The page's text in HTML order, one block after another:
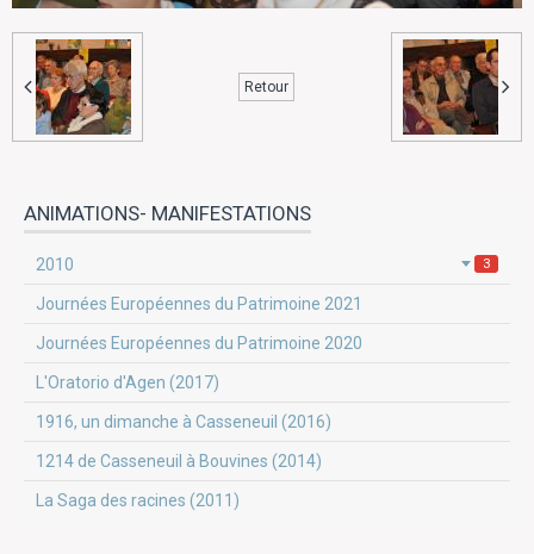
Retour
ANIMATIONS- MANIFESTATIONS
2010 3
Journées Européennes du Patrimoine 2021
Journées Européennes du Patrimoine 2020
L'Oratorio d'Agen (2017)
1916, un dimanche à Casseneuil (2016)
1214 de Casseneuil à Bouvines (2014)
La Saga des racines (2011)